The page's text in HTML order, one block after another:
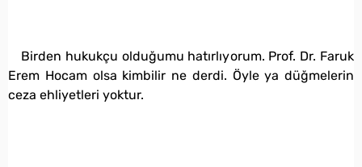
Birden hukukçu olduğumu hatırlıyorum. Prof. Dr. Faruk
Erem Hocam olsa kimbilir ne derdi. Öyle ya düğmelerin
ceza ehliyetleri yoktur.